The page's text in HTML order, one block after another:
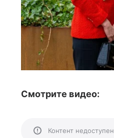
Смотрите видео:
Контент недоступен